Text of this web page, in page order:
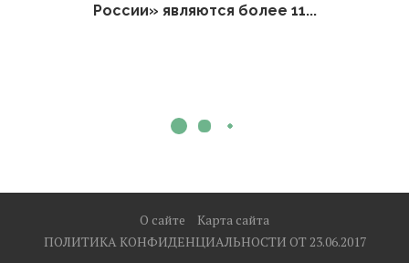
России» являются более 11...
О сайте
Карта сайта
ПОЛИТИКА КОНФИДЕНЦИАЛЬНОСТИ ОТ 23.06.2017